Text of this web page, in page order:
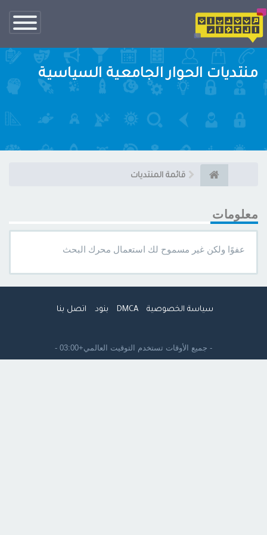
تبديل
الناف
منتديات الحوار الجامعية السياسية
قائمة المنتديات
معلومات
عفوًا ولكن غير مسموح لك استعمال محرك البحث
سياسة الخصوصية DMCA بنود اتصل بنا
- جميع الأوقات تستخدم التوقيت العالمي+03:00 -